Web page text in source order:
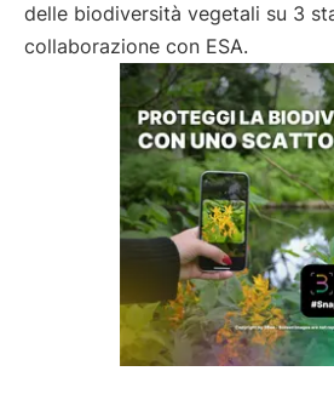
delle biodiversità vegetali su 3
collaborazione con ESA.